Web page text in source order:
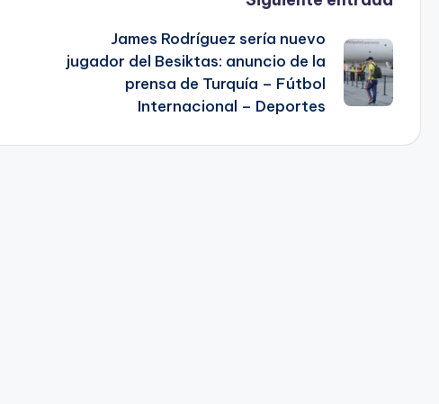
James Rodríguez sería nuevo
jugador del Besiktas: anuncio de la
prensa de Turquía – Fútbol
Internacional – Deportes